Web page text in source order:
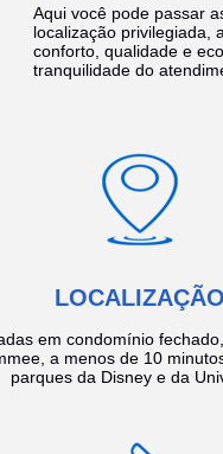
Aqui você pode passar
localização privilegiada,
conforto, qualidade e
tranquilidade do
LOCALIZAÇÃO
em condomínio
a menos de 10
parques da Disney e da